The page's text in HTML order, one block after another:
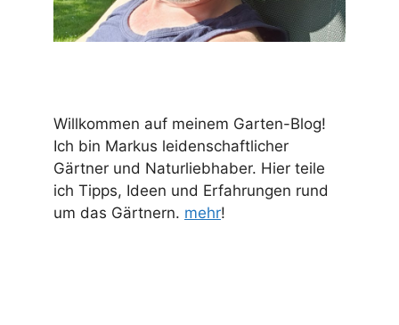
Willkommen auf meinem Garten-Blog!
Ich bin Markus leidenschaftlicher
Gärtner und Naturliebhaber. Hier teile
ich Tipps, Ideen und Erfahrungen rund
um das Gärtnern. mehr!